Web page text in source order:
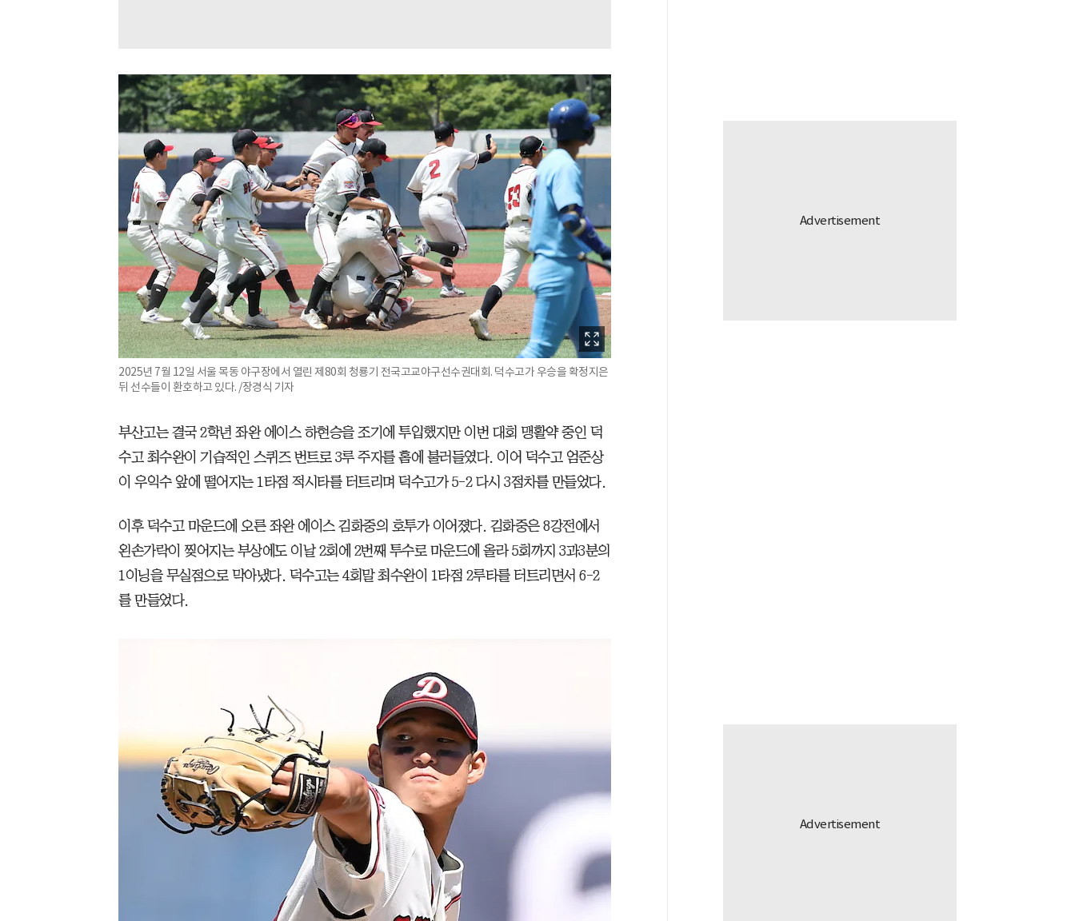
2025년 7월 12일 서울 목동 야구장에서 열린 제80회 청룡기 전국고교야구선수권대회. 덕수고가 우승을 확정지은
뒤 선수들이 환호하고 있다. /장경식 기자
부산고는 결국 2학년 좌완 에이스 하현승을 조기에 투입했지만 이번 대회 맹활약 중인 덕
수고 최수완이 기습적인 스퀴즈 번트로 3루 주자를 홈에 불러들였다. 이어 덕수고 엄준상
이 우익수 앞에 떨어지는 1타점 적시타를 터트리며 덕수고가 5-2 다시 3점차를 만들었다.
이후 덕수고 마운드에 오른 좌완 에이스 김화중의 호투가 이어졌다. 김화중은 8강전에서
왼손가락이 찢어지는 부상에도 이날 2회에 2번째 투수로 마운드에 올라 5회까지 3과3분의
1이닝을 무실점으로 막아냈다. 덕수고는 4회말 최수완이 1타점 2루타를 터트리면서 6-2
를 만들었다.